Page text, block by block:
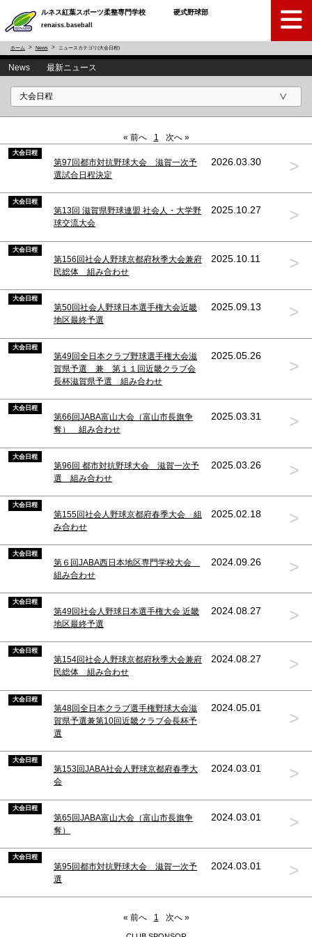
ルネス紅葉スポーツ柔整専門学校 硬式野球部
renaiss.baseball
ホーム News ニュースカテゴリ(大会日程)
News 最新ニュース
« 前へ 1 次へ »
大会日程
第97回都市対抗野球大会 滋賀一次予
選試合日程決定
2026.03.30 >
大会日程
第13回 滋賀県野球連盟 社会人・大学野
球交流大会
2025.10.27 >
大会日程
第156回社会人野球京都府秋季大会兼府
民総体 組み合わせ
2025.10.11 >
大会日程
第50回社会人野球日本選手権大会近畿
地区最終予選
2025.09.13 >
大会日程
第49回全日本クラブ野球選手権大会滋
賀県予選 兼 第１１回近畿クラブ会
長杯滋賀県予選 組み合わせ
2025.05.26
>
大会日程
第66回JABA富山大会（富山市長旗争
奪） 組み合わせ
2025.03.31 >
大会日程
第96回 都市対抗野球大会 滋賀一次予
選 組み合わせ
2025.03.26 >
大会日程
第155回社会人野球京都府春季大会 組
み合わせ
2025.02.18 >
大会日程
第６回JABA西日本地区専門学校大会
組み合わせ
2024.09.26 >
大会日程
第49回社会人野球日本選手権大会 近畿
地区最終予選
2024.08.27 >
大会日程
第154回社会人野球京都府秋季大会兼府
民総体 組み合わせ
2024.08.27 >
大会日程
第48回全日本クラブ選手権野球大会滋
賀県予選兼第10回近畿クラブ会長杯予
選
2024.05.01
>
大会日程
第153回JABA社会人野球京都府春季大
会
2024.03.01 >
大会日程
第65回JABA富山大会（富山市長旗争
奪）
2024.03.01 >
大会日程
第95回都市対抗野球大会 滋賀一次予
選
2024.03.01 >
« 前へ 1 次へ »